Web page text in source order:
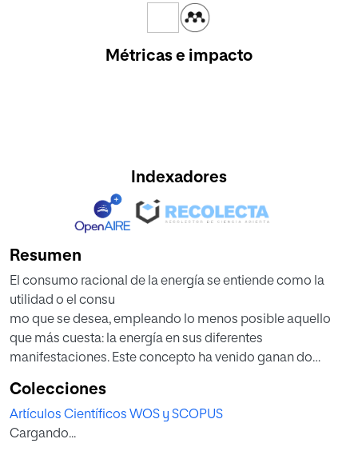
Métricas e impacto
Indexadores
Resumen
El consumo racional de la energía se entiende como la
utilidad o el consu­
mo que se desea, empleando lo menos posible aquello
que más cuesta: la energía en sus diferentes
manifestaciones. Este concepto ha venido ganan­ do
múltiples razones, ya sean medio ambientales o
económicas (Hepbasli y Ozalp, 2002) y se puede decir
que a su definición se le puede agregar que, además de
Colecciones
Artículos Científicos WOS y SCOPUS
Cargando...